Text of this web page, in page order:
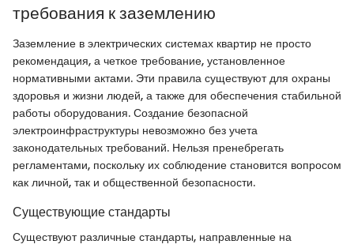
требования к заземлению
Заземление в электрических системах квартир не просто
рекомендация, а четкое требование, установленное
нормативными актами. Эти правила существуют для охраны
здоровья и жизни людей, а также для обеспечения стабильной
работы оборудования. Создание безопасной
электроинфраструктуры невозможно без учета
законодательных требований. Нельзя пренебрегать
регламентами, поскольку их соблюдение становится вопросом
как личной, так и общественной безопасности.
Существующие стандарты
Существуют различные стандарты, направленные на